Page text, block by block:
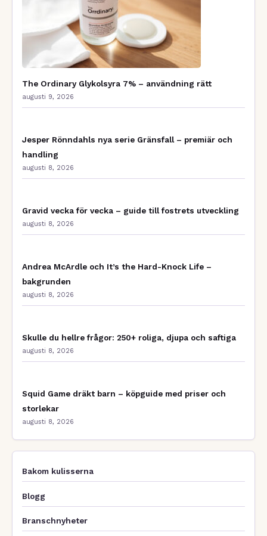
The Ordinary Glykolsyra 7% – användning rätt
augusti 9, 2026
Jesper Rönndahls nya serie Gränsfall – premiär och
handling
augusti 8, 2026
Gravid vecka för vecka – guide till fostrets utveckling
augusti 8, 2026
Andrea McArdle och It’s the Hard-Knock Life –
bakgrunden
augusti 8, 2026
Skulle du hellre frågor: 250+ roliga, djupa och saftiga
augusti 8, 2026
Squid Game dräkt barn – köpguide med priser och
storlekar
augusti 8, 2026
Bakom kulisserna
Blogg
Branschnyheter